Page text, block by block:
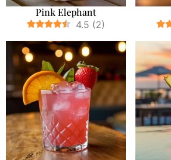
Pink Elephant
4.5 (2)